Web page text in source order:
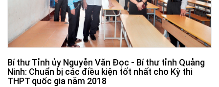
Bí thư Tỉnh ủy Nguyễn Văn Đọc - Bí thư tỉnh Quảng
Ninh: Chuẩn bị các điều kiện tốt nhất cho Kỳ thi
THPT quốc gia năm 2018